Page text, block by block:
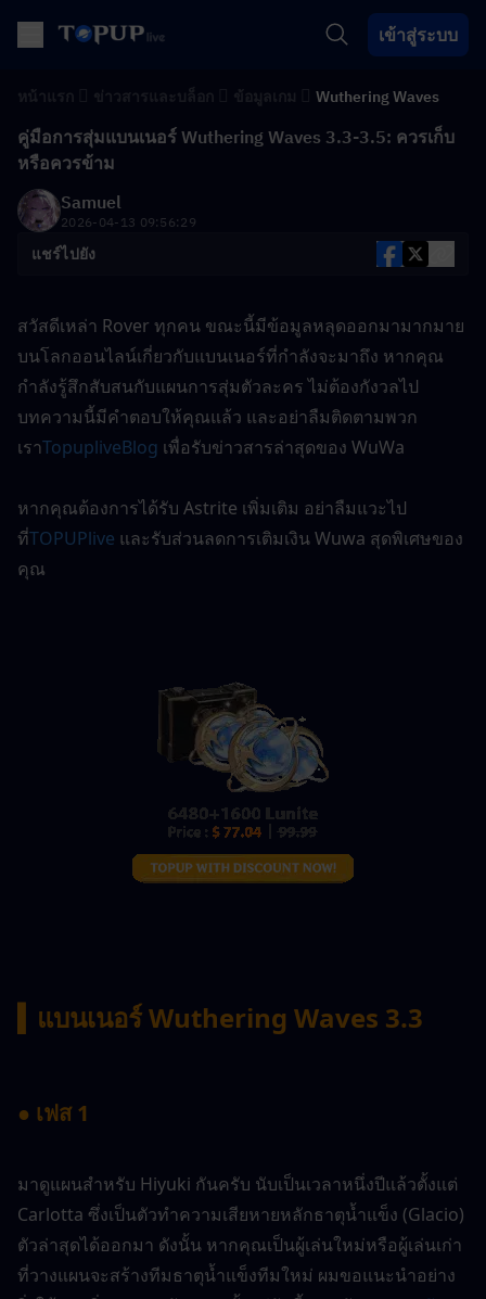
เข้าสู่ระบบ
Wuthering Waves
คู่มือการสุ่มแบนเนอร์ Wuthering Waves 3.3-3.5: ควรเก็บ
หรือควรข้าม
Samuel
2026-04-13 09:56:29
แชร์ไปยัง
สวัสดีเหล่า Rover ทุกคน ขณะนี้มีข้อมูลหลุดออกมามากมาย
บนโลกออนไลน์เกี่ยวกับแบนเนอร์ที่กำลังจะมาถึง หากคุณ
กำลังรู้สึกสับสนกับแผนการสุ่มตัวละคร ไม่ต้องกังวลไป
บทความนี้มีคำตอบให้คุณแล้ว และอย่าลืมติดตามพวก
เราTopupliveBlog เพื่อรับข่าวสารล่าสุดของ WuWa
หากคุณต้องการได้รับ Astrite เพิ่มเติม อย่าลืมแวะไป
ที่TOPUPlive และรับส่วนลดการเติมเงิน Wuwa สุดพิเศษของ
คุณ
▍แบนเนอร์ Wuthering Waves 3.3
● เฟส 1
มาดูแผนสำหรับ Hiyuki กันครับ นับเป็นเวลาหนึ่งปีแล้วตั้งแต่
Carlotta ซึ่งเป็นตัวทำความเสียหายหลักธาตุน้ำแข็ง (Glacio)
ตัวล่าสุดได้ออกมา ดังนั้น หากคุณเป็นผู้เล่นใหม่หรือผู้เล่นเก่า
ที่วางแผนจะสร้างทีมธาตุน้ำแข็งทีมใหม่ ผมขอแนะนำอย่าง